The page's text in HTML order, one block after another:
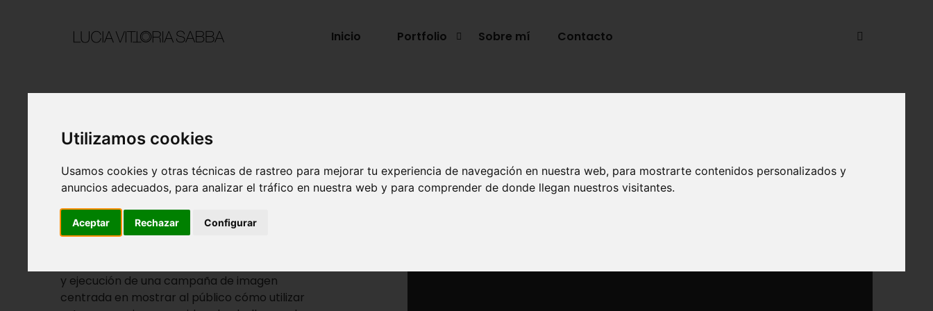
Utilizamos cookies
Usamos cookies y otras técnicas de rastreo para mejorar tu experiencia de navegación en nuestra web, para mostrarte contenidos personalizados y
anuncios adecuados, para analizar el tráfico en nuestra web y para comprender de donde llegan nuestros visitantes.
Aceptar Rechazar Configurar
Inicio Portfolio Sobre mí Contacto
Queen Cap
DETALLES DEL PROYECTO
y ejecución de una campaña de imagen
centrada en mostrar al público cómo utilizar